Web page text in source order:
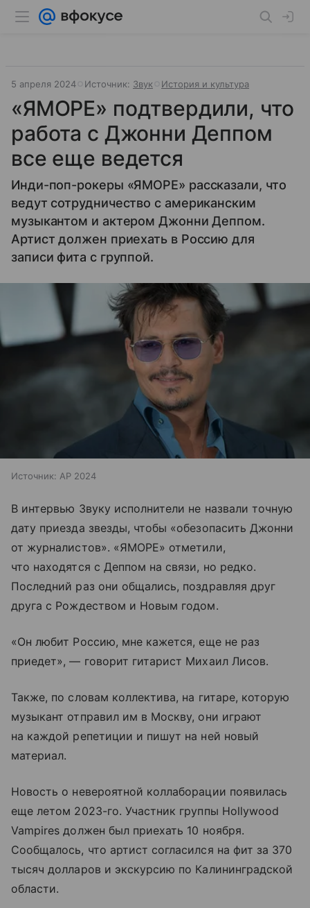
5 апреля 2024 Источник: Звук История и культура
«ЯМОРЕ» подтвердили, что
работа с Джонни Деппом
все еще ведется
Инди-поп-рокеры «ЯМОРЕ» рассказали, что
ведут сотрудничество с американским
музыкантом и актером Джонни Деппом.
Артист должен приехать в Россию для
записи фита с группой.
Источник: AP 2024
В интервью Звуку исполнители не назвали точную
дату приезда звезды, чтобы «обезопасить Джонни
от журналистов». «ЯМОРЕ» отметили,
что находятся с Деппом на связи, но редко.
Последний раз они общались, поздравляя друг
друга с Рождеством и Новым годом.
«Он любит Россию, мне кажется, еще не раз
приедет», — говорит гитарист Михаил Лисов.
Также, по словам коллектива, на гитаре, которую
музыкант отправил им в Москву, они играют
на каждой репетиции и пишут на ней новый
материал.
Новость о невероятной коллаборации появилась
еще летом 2023-го. Участник группы Hollywood
Vampires должен был приехать 10 ноября.
Сообщалось, что артист согласился на фит за 370
тысяч долларов и экскурсию по Калининградской
области.